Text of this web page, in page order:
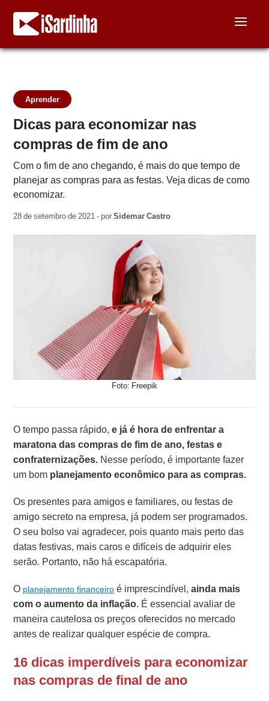
Aprender
Dicas para economizar nas
compras de fim de ano
Com o fim de ano chegando, é mais do que tempo de
planejar as compras para as festas. Veja dicas de como
economizar.
28 de setembro de 2021 - porSidemar Castro
Foto: Freepik
O tempo passa rápido,e já é hora de enfrentar a
maratona das compras de fim de ano, festas e
confraternizações. Nesse período, é importante fazer
um bom planejamento econômico para as compras.
Os presentes para amigos e familiares, ou festas de
amigo secreto na empresa, já podem ser programados.
O seu bolso vai agradecer, pois quanto mais perto das
datas festivas, mais caros e difíceis de adquirir eles
serão. Portanto, não há escapatória.
O planejamento financeiro é imprescindível, ainda mais
com o aumento da inflação. É essencial avaliar de
maneira cautelosa os preços oferecidos no mercado
antes de realizar qualquer espécie de compra.
16 dicas imperdíveis para economizar
nas compras de final de ano